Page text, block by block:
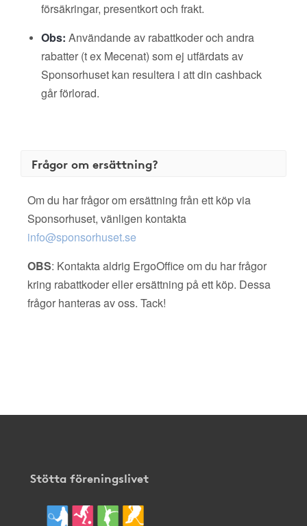
försäkringar, presentkort och frakt.
Obs: Användande av rabattkoder och andra
rabatter (t ex Mecenat) som ej utfärdats av
Sponsorhuset kan resultera i att din cashback
går förlorad.
Frågor om ersättning?
Om du har frågor om ersättning från ett köp via
Sponsorhuset, vänligen kontakta
info@sponsorhuset.se
OBS: Kontakta aldrig ErgoOffice om du har frågor
kring rabattkoder eller ersättning på ett köp. Dessa
frågor hanteras av oss. Tack!
Stötta föreningslivet